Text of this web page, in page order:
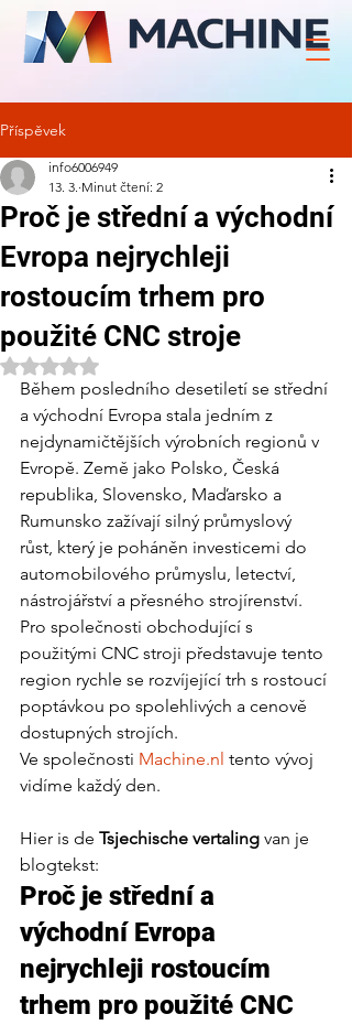
Příspěvek
Proč je střední a východní
Evropa nejrychleji
rostoucím trhem pro
použité CNC stroje
info6006949
13. 3. Minut čtení: 2
Hodnoceno NaN z 5 hvězdiček.
Během posledního desetiletí se střední
a východní Evropa stala jedním z
nejdynamičtějších výrobních regionů v
Evropě. Země jako Polsko, Česká
republika, Slovensko, Maďarsko a
Rumunsko zažívají silný průmyslový
růst, který je poháněn investicemi do
automobilového průmyslu, letectví,
nástrojářství a přesného strojírenství.
Pro společnosti obchodující s
použitými CNC stroji představuje tento
region rychle se rozvíjející trh s rostoucí
poptávkou po spolehlivých a cenově
dostupných strojích.
Ve společnosti Machine.nl tento vývoj
vidíme každý den.
Hier is de Tsjechische vertaling van je
blogtekst:
Proč je střední a
východní Evropa
nejrychleji rostoucím
trhem pro použité CNC